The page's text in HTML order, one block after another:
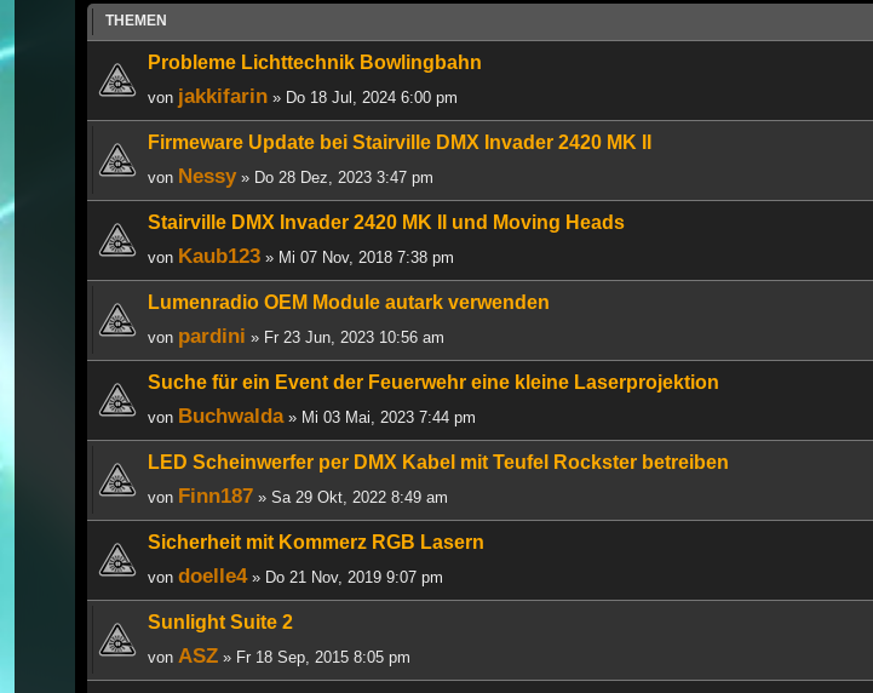
THEMEN
Probleme Lichttechnik Bowlingbahn
von jakkifarin » Do 18 Jul, 2024 6:00 pm
Firmeware Update bei Stairville DMX Invader 2420 MK II
von Nessy» Do 28 Dez, 2023 3:47 pm
Stairville DMX Invader 2420 MK II und Moving Heads
von Kaub123 » Mi 07 Nov, 2018 7:38 pm
Lumenradio OEM Module autark verwenden
von pardini » Fr 23 Jun, 2023 10:56 am
Suche für ein Event der Feuerwehr eine kleine Laserprojektion
von Buchwalda» Mi 03 Mai, 2023 7:44 pm
LED Scheinwerfer per DMX Kabel mit Teufel Rockster betreiben
von Finn187 » Sa 29 Okt, 2022 8:49 am
Sicherheit mit Kommerz RGB Lasern
von doelle4» Do 21 Nov, 2019 9:07 pm
Sunlight Suite 2
von ASZ » Fr 18 Sep, 2015 8:05 pm